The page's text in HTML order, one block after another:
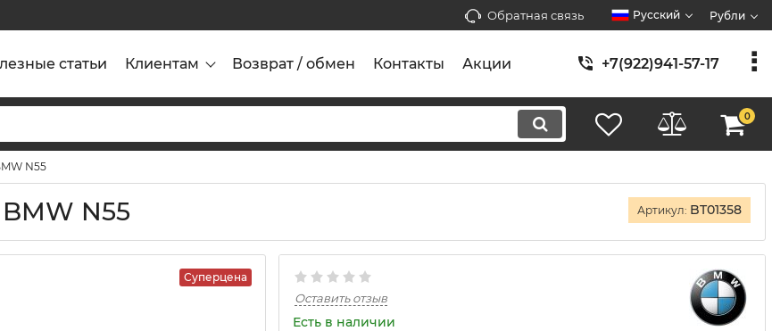
Обратная связь Русский Рубли
статьи Клиентам Возврат / обмен Контакты Акции +7(922)941-57-17
0
N55
N55 Артикул: BT01358
Суперцена
Оставить отзыв
Есть в наличии